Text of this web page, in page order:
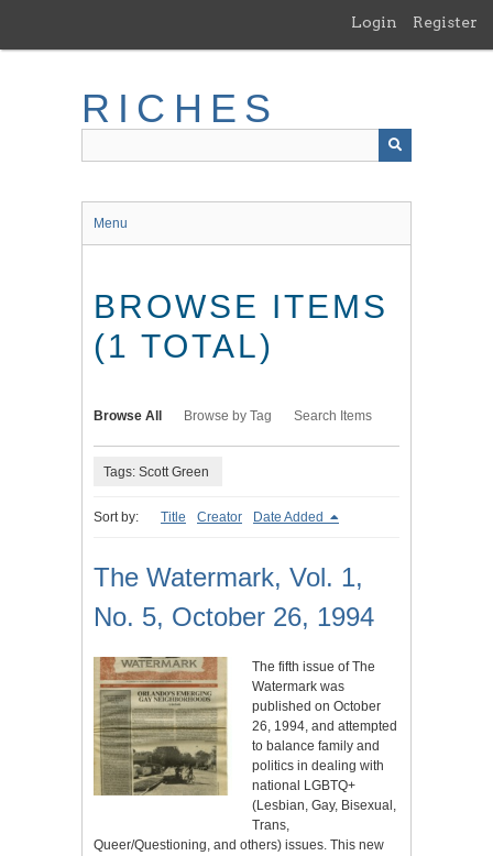
main
Login Register
RICHES
Menu
BROWSE ITEMS
(1 TOTAL)
Browse All Browse by Tag Search Items
Tags: Scott Green
Sort by: Title Creator Date Added
The Watermark, Vol. 1,
No. 5, October 26, 1994
The fifth issue of The
Watermark was
published on October
26, 1994, and attempted
to balance family and
politics in dealing with
national LGBTQ+
(Lesbian, Gay, Bisexual,
Trans,
Queer/Questioning, and others) issues. This new